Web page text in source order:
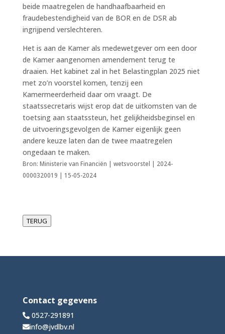
beide maatregelen de handhaafbaarheid en
fraudebestendigheid van de BOR en de DSR ab
ingrijpend verslechteren.
Het is aan de Kamer als medewetgever om een door
de Kamer aangenomen amendement terug te
draaien. Het kabinet zal in het Belastingplan 2025 niet
met zo’n voorstel komen, tenzij een
Kamermeerderheid daar om vraagt. De
staatssecretaris wijst erop dat de uitkomsten van de
toetsing aan staatssteun, het gelijkheidsbeginsel en
de uitvoeringsgevolgen de Kamer eigenlijk geen
andere keuze laten dan de twee maatregelen
ongedaan te maken.
Bron: Ministerie van Financiën | wetsvoorstel | 2024-
0000320019 | 15-05-2024
TERUG
Contact gegevens
0527-291891
info@jvdlbv.nl